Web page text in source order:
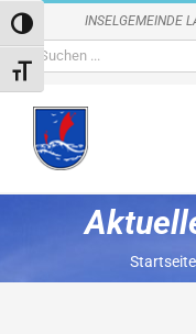
Zum
springen
INSELGEMEINDE
Suche
nach:
Startseite
Umschalten auf hohe
Schrift vergrößern